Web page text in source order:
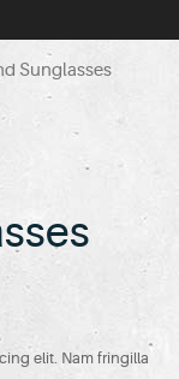
Sunglasses
elit. Nam fringilla